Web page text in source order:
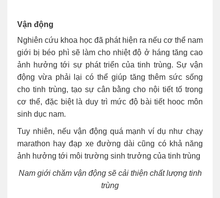
Vận động
Nghiên cứu khoa học đã phát hiện ra nếu cơ thể nam
giới bị béo phì sẽ làm cho nhiệt độ ở háng tăng cao
ảnh hưởng tới sự phát triển của tinh trùng. Sự vận
động vừa phải lại có thể giúp tăng thêm sức sống
cho tinh trùng, tạo sự cân bằng cho nội tiết tố trong
cơ thể, đặc biệt là duy trì mức độ bài tiết hooc môn
sinh dục nam.
Tuy nhiên, nếu vận động quá mạnh ví dụ như chạy
marathon hay đạp xe đường dài cũng có khả năng
ảnh hưởng tới môi trường sinh trưởng của tinh trùng
Nam giới chăm vận động sẽ cải thiện chất lượng tinh
trùng